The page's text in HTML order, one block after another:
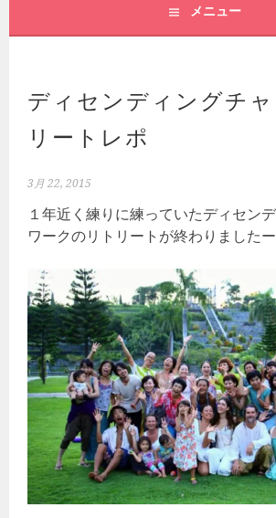
メニュー
ディセンディングチ
リートレポ
3月 22, 2015
１年近く練りに練っていたディセン
ワークのリトリートが終わりましたー